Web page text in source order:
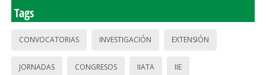
Tags
CONVOCATORIAS INVESTIGACIÓN EXTENSIÓN
JORNADAS CONGRESOS IIATA IIE